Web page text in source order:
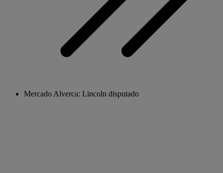
Mercado Alverca: Lincoln disputado